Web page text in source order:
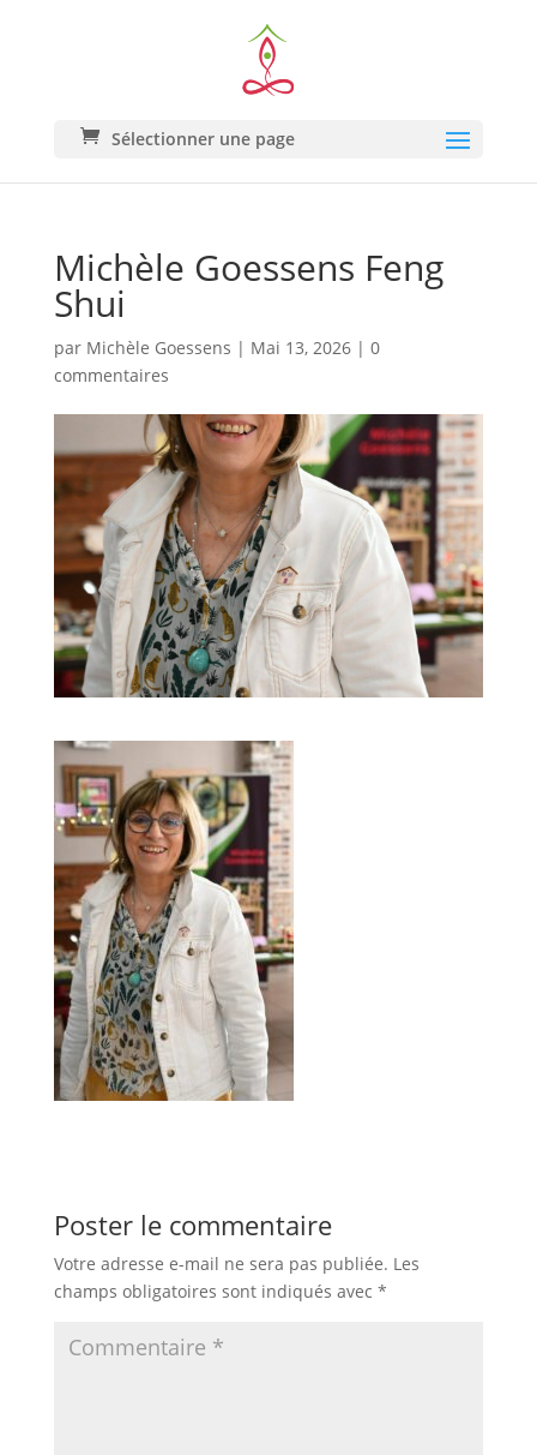
Sélectionner une page
Michèle Goessens Feng
Shui
par Michèle Goessens | Mai 13, 2026| 0
commentaires
Poster le commentaire
Votre adresse e-mail ne sera pas publiée. Les
champs obligatoires sont indiqués avec *